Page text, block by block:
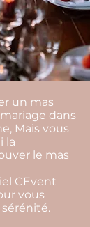
un mas
dans
Mais vous
la
le mas
CEvent
vous